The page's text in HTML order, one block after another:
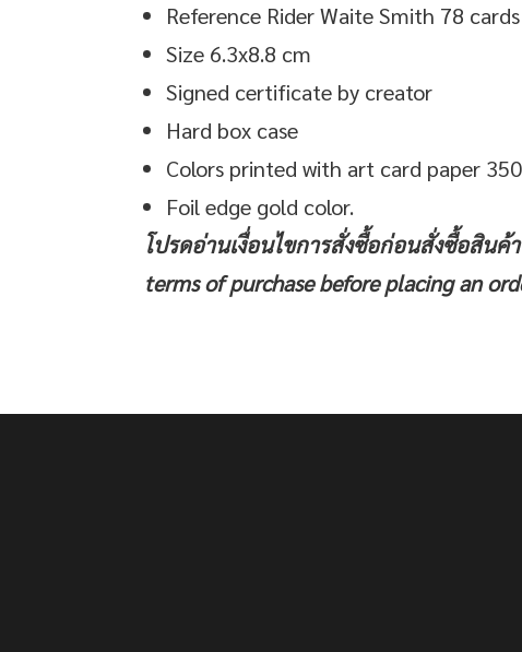
Reference Rider Waite Smith 78 cards
Size 6.3x8.8 cm
Signed certificate by creator
Hard box case
Colors printed with art card paper
Foil edge gold color.
โปรดอ่านเงื่อนไขการสั่งซื้อก่อนสั่งซื้อสินค้
terms of purchase before placing an